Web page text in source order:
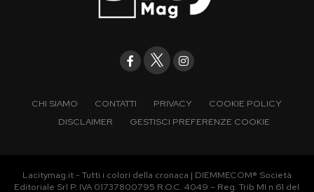
CHI SIAMO CONTATTI PRIVACY
COOKIE POLICY
DISCLAIMER
GESTISCI PREFERENZE COOKIE
Lacitymag.it - Tutti i colori della cronaca | DIEMMECOM® Società
Editoriale Srl P. IVA 01737800795 R.O.C. 4049 – Reg. Trib MI n.61 del